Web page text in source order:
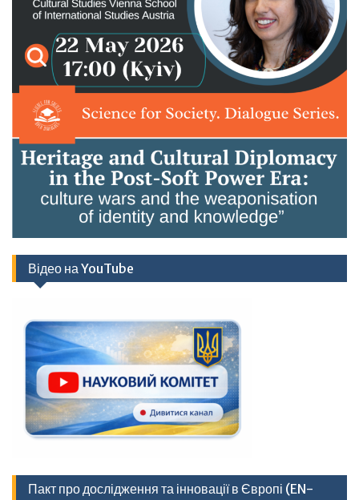
Відео на YouTube
Пакт про дослідження та інновації в Європі (EN-